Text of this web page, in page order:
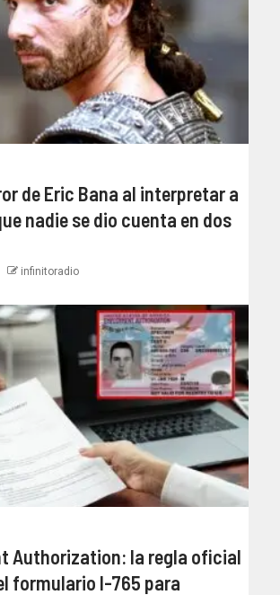
de Eric Bana al interpretar a
nadie se dio cuenta en dos
infinitoradio
Authorization: la regla oficial
formulario I-765 para